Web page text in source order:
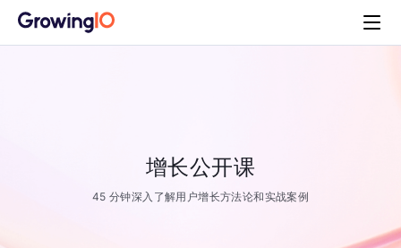
增长公开课
45 分钟深入了解用户增长方法论和实战案例